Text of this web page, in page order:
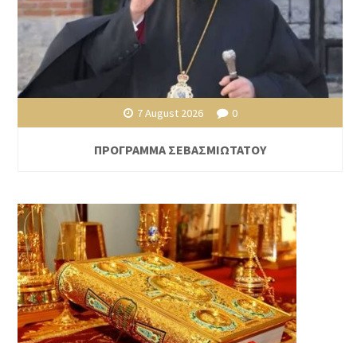
7 August 2026 0
ΠΡΟΓΡΑΜΜΑ ΣΕΒΑΣΜΙΩΤΑΤΟΥ